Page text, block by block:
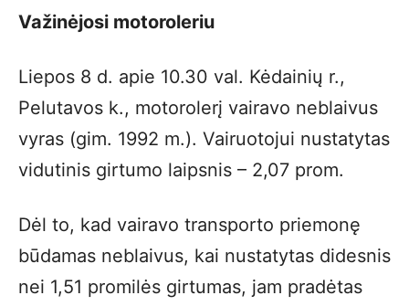
Važinėjosi motoroleriu
Liepos 8 d. apie 10.30 val. Kėdainių r.,
Pelutavos k., motorolerį vairavo neblaivus
vyras (gim. 1992 m.). Vairuotojui nustatytas
vidutinis girtumo laipsnis – 2,07 prom.
Dėl to, kad vairavo transporto priemonę
būdamas neblaivus, kai nustatytas didesnis
nei 1,51 promilės girtumas, jam pradėtas